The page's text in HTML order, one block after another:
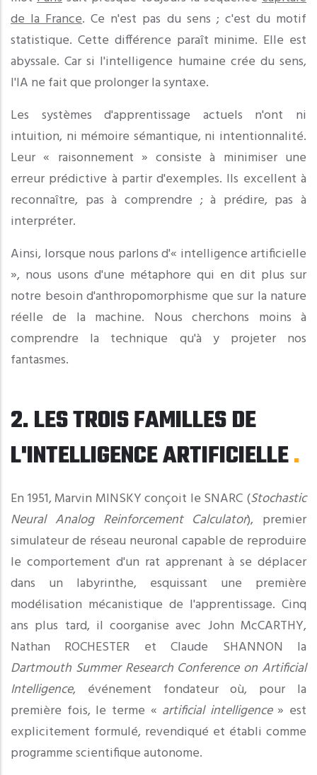
de la France. Ce n'est pas du sens ; c'est du motif
statistique. Cette différence paraît minime. Elle est
abyssale. Car si l'intelligence humaine crée du sens,
l'IA ne fait que prolonger la syntaxe.
Les systèmes d'apprentissage actuels n'ont ni
intuition, ni mémoire sémantique, ni intentionnalité.
Leur « raisonnement » consiste à minimiser une
erreur prédictive à partir d'exemples. Ils excellent à
reconnaître, pas à comprendre ; à prédire, pas à
interpréter.
Ainsi, lorsque nous parlons d'« intelligence artificielle
», nous usons d'une métaphore qui en dit plus sur
notre besoin d'anthropomorphisme que sur la nature
réelle de la machine. Nous cherchons moins à
comprendre la technique qu'à y projeter nos
fantasmes.
2. LES TROIS FAMILLES DE
L'INTELLIGENCE ARTIFICIELLE
En 1951, Marvin MINSKY conçoit le SNARC (Stochastic
Neural Analog Reinforcement Calculator), premier
simulateur de réseau neuronal capable de reproduire
le comportement d'un rat apprenant à se déplacer
dans un labyrinthe, esquissant une première
modélisation mécanistique de l'apprentissage. Cinq
ans plus tard, il coorganise avec John McCARTHY,
Nathan ROCHESTER et Claude SHANNON la
Dartmouth Summer Research Conference on Artificial
Intelligence, événement fondateur où, pour la
première fois, le terme « artificial intelligence» est
explicitement formulé, revendiqué et établi comme
programme scientifique autonome.